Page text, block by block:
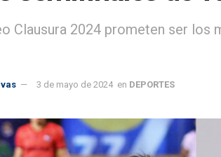
Clausura 2024 prometen ser
3 de mayo de 2024 en DEPORTES